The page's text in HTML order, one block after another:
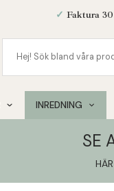
✓ Faktura
INREDNING
SE